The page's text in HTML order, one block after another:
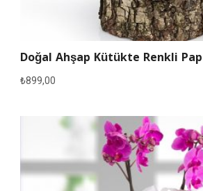
Doğal Ahşap Kütükte Renkli
₺899,00